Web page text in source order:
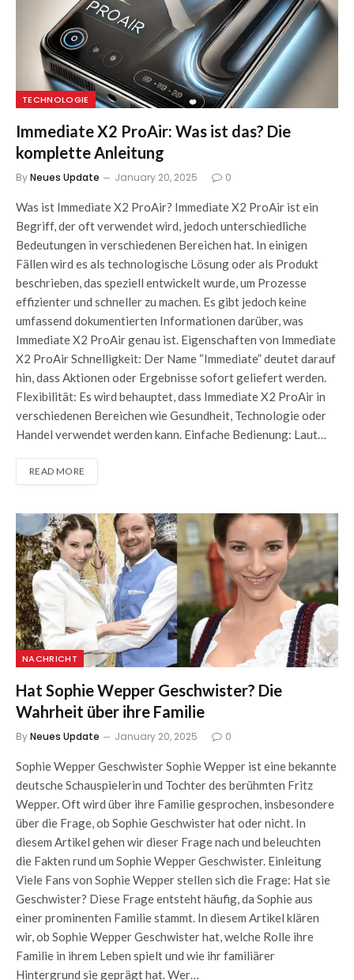
TECHNOLOGIE
Immediate X2 ProAir: Was ist das? Die
komplette Anleitung
ByNeues Update January 20, 2025 0
Was ist Immediate X2 ProAir? Immediate X2 ProAir ist ein
Begriff, der oft verwendet wird, jedoch unterschiedliche
Bedeutungen in verschiedenen Bereichen hat. In einigen
Fällen wird es als technologische Lösung oder als Produkt
beschrieben, das speziell entwickelt wurde, um Prozesse
effizienter und schneller zu machen. Es gibt jedoch keine
umfassend dokumentierten Informationen darüber, was
Immediate X2 ProAir genau ist. Eigenschaften von Immediate
X2 ProAir Schnelligkeit: Der Name “Immediate” deutet darauf
hin, dass Aktionen oder Ergebnisse sofort geliefert werden.
Flexibilität: Es wird behauptet, dass Immediate X2 ProAir in
verschiedenen Bereichen wie Gesundheit, Technologie oder
Handel verwendet werden kann. Einfache Bedienung: Laut…
READ MORE
NACHRICHT
Hat Sophie Wepper Geschwister? Die
Wahrheit über ihre Familie
ByNeues Update January 20, 2025 0
Sophie Wepper Geschwister Sophie Wepper ist eine bekannte
deutsche Schauspielerin und Tochter des berühmten Fritz
Wepper. Oft wird über ihre Familie gesprochen, insbesondere
über die Frage, ob Sophie Geschwister hat oder nicht. In
diesem Artikel gehen wir dieser Frage nach und beleuchten
die Fakten rund um Sophie Wepper Geschwister. Einleitung
Viele Fans von Sophie Wepper stellen sich die Frage: Hat sie
Geschwister? Diese Frage entsteht häufig, da Sophie aus
einer prominenten Familie stammt. In diesem Artikel klären
wir, ob Sophie Wepper Geschwister hat, welche Rolle ihre
Familie in ihrem Leben spielt und wie ihr familiärer
Hintergrund sie geprägt hat. Wer…